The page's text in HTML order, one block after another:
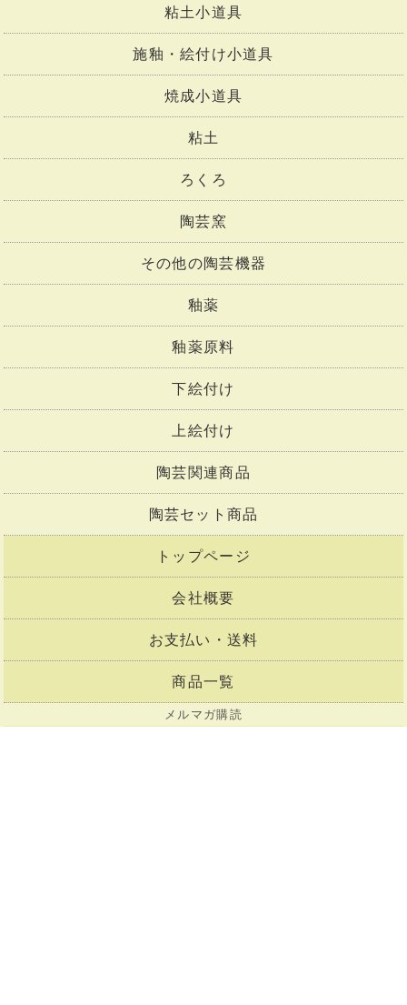
粘土小道具
施釉・絵付け小道具
焼成小道具
粘土
ろくろ
陶芸窯
その他の陶芸機器
釉薬
釉薬原料
下絵付け
上絵付け
陶芸関連商品
陶芸セット商品
トップページ
会社概要
お支払い・送料
商品一覧
メルマガ購読